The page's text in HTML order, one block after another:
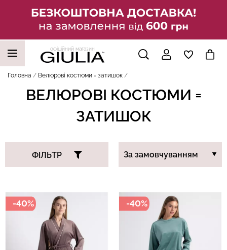
офіційний магазин
Головна Велюрові костюми = затишок
ВЕЛЮРОВІ КОСТЮМИ =
ЗАТИШОК
ФІЛЬТР
-40% -40%
НАШІ ТРЕНДОВІ ТОВАРИ